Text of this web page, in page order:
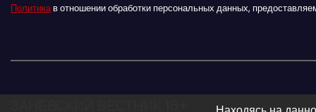
Политикав отношении обработки персональных данных,